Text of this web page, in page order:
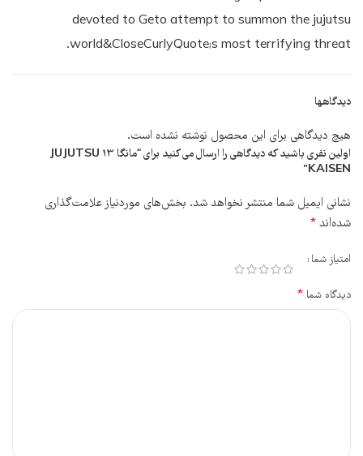
devoted to Geto attempt to summon the jujutsu
world&CloseCurlyQuote;s most terrifying threat.
دیدگاهها
هیچ دیدگاهی برای این محصول نوشته نشده است.
اولین نفری باشید که دیدگاهی را ارسال می کنید برای “مانگا 13 JUJUTSU
KAISEN”
نشانی ایمیل شما منتشر نخواهد شد. بخش‌های موردنیاز علامت‌گذاری
شده‌اند*
امتیاز شما
دیدگاه شما *